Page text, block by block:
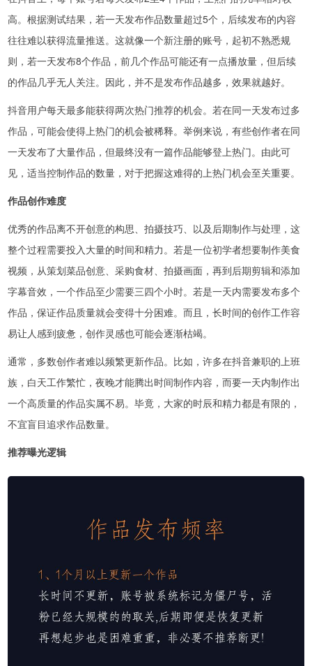
高。根据测试结果，若一天发布作品数量超过5个，后续发布的内容
往往难以获得流量推送。这就像一个新注册的账号，起初不熟悉规
则，若一天发布8个作品，前几个作品可能还有一点播放量，但后续
的作品几乎无人关注。因此，并不是发布作品越多，效果就越好。
抖音用户每天最多能获得两次热门推荐的机会。若在同一天发布过多
作品，可能会使得上热门的机会被稀释。举例来说，有些创作者在同
一天发布了大量作品，但最终没有一篇作品能够登上热门。由此可
见，适当控制作品的数量，对于把握这难得的上热门机会至关重要。
作品创作难度
优秀的作品离不开创意的构思、拍摄技巧、以及后期制作与处理，这
整个过程需要投入大量的时间和精力。若是一位初学者想要制作美食
视频，从策划菜品创意、采购食材、拍摄画面，再到后期剪辑和添加
字幕音效，一个作品至少需要三四个小时。若是一天内需要发布多个
作品，保证作品质量就会变得十分困难。而且，长时间的创作工作容
易让人感到疲惫，创作灵感也可能会逐渐枯竭。
通常，多数创作者难以频繁更新作品。比如，许多在抖音兼职的上班
族，白天工作繁忙，夜晚才能腾出时间制作内容，而要一天内制作出
一个高质量的作品实属不易。毕竟，大家的时辰和精力都是有限的，
不宜盲目追求作品数量。
推荐曝光逻辑